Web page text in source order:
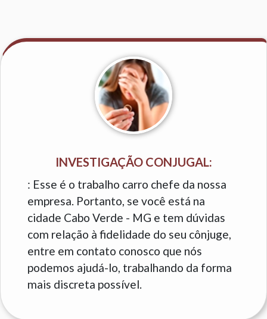
INVESTIGAÇÃO CONJUGAL:
: Esse é o trabalho carro chefe da nossa
empresa. Portanto, se você está na
cidade Cabo Verde - MG e tem dúvidas
com relação à fidelidade do seu cônjuge,
entre em contato conosco que nós
podemos ajudá-lo, trabalhando da forma
mais discreta possível.